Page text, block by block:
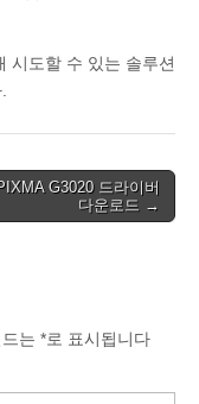
시도할 수 있는 솔루션
G3020 드라이버
다운로드 →
는 *로 표시됩니다